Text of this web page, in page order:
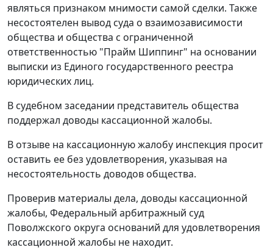
являться признаком мнимости самой сделки. Также
несостоятелен вывод суда о взаимозависимости
общества и общества с ограниченной
ответственностью "Прайм Шиппинг" на основании
выписки из Единого государственного реестра
юридических лиц.
В судебном заседании представитель общества
поддержал доводы кассационной жалобы.
В отзыве на кассационную жалобу инспекция просит
оставить ее без удовлетворения, указывая на
несостоятельность доводов общества.
Проверив материалы дела, доводы кассационной
жалобы, Федеральный арбитражный суд
Поволжского округа оснований для удовлетворения
кассационной жалобы не находит.